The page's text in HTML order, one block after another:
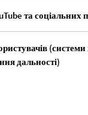
та соціальних
(системи
дальності)